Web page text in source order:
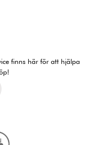
finns här för att hjälpa